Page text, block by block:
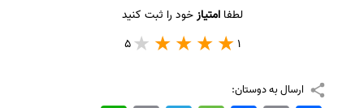
لطفاامتیازخود را ثبت کنید
1
5
ارسال به دوستان: